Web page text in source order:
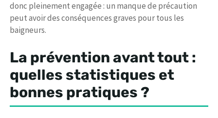
donc pleinement engagée : un manque de précaution
peut avoir des conséquences graves pour tous les
baigneurs.
La prévention avant tout :
quelles statistiques et
bonnes pratiques ?